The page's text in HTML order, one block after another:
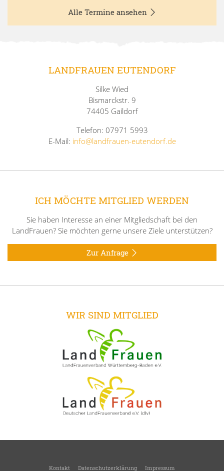
Alle Termine ansehen
LANDFRAUEN EUTENDORF
Silke Wied
Bismarckstr. 9
74405 Gaildorf
Telefon: 07971 5993
E-Mail: info@landfrauen-eutendorf.de
ICH MÖCHTE MITGLIED WERDEN
Sie haben Interesse an einer Mitgliedschaft bei den
LandFrauen? Sie möchten gerne unsere Ziele unterstützen?
Zur Anfrage
WIR SIND MITGLIED
Kontakt Datenschutzerklärung Impressum